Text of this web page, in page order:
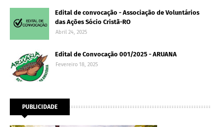
Edital de convocação - Associação de Voluntários
das Ações Sócio Cristã-RO
Abril 24, 2025
Edital de Convocação 001/2025 - ARUANA
Fevereiro 18, 2025
PUBLICIDADE